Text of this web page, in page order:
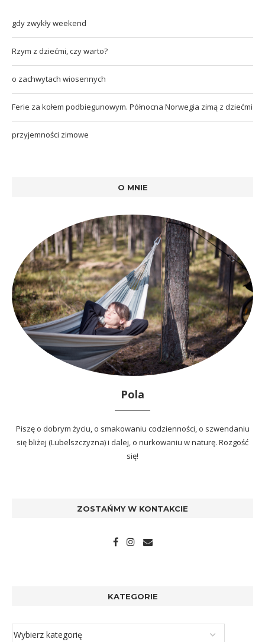
gdy zwykły weekend
Rzym z dziećmi, czy warto?
o zachwytach wiosennych
Ferie za kołem podbiegunowym. Północna Norwegia zimą z dziećmi
przyjemności zimowe
O MNIE
Pola
Piszę o dobrym życiu, o smakowaniu codzienności, o szwendaniu
się bliżej (Lubelszczyzna) i dalej, o nurkowaniu w naturę. Rozgość
się!
ZOSTAŃMY W KONTAKCIE
KATEGORIE